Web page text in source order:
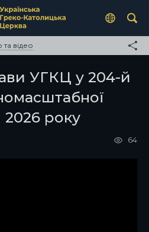
відео
УГКЦ у 204-й
2026 року
64